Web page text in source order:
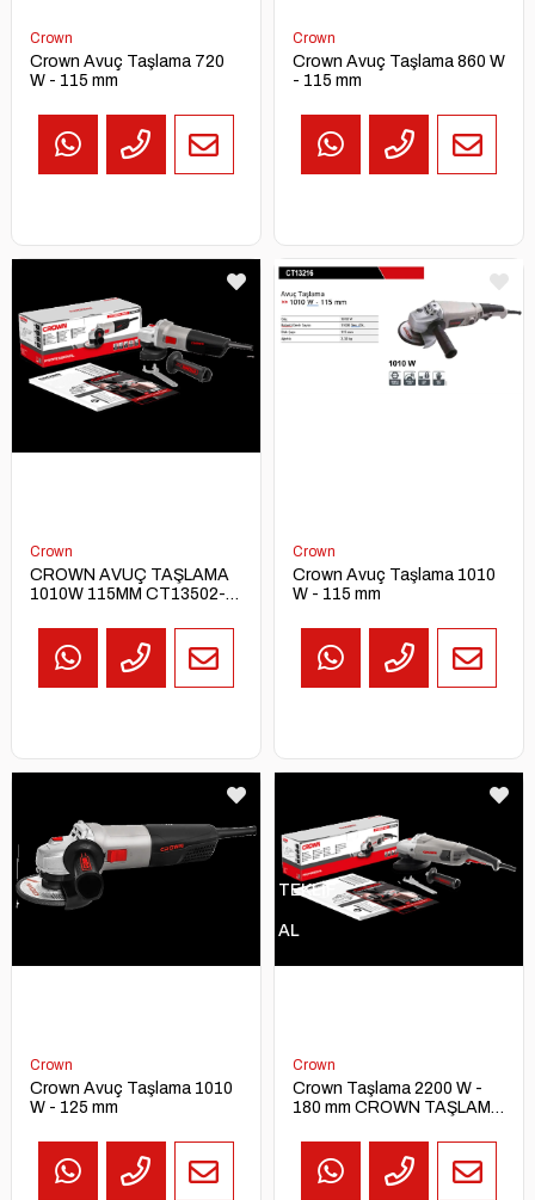
Crown
Crown Avuç Taşlama 720
W - 115 mm
Crown
Crown Avuç Taşlama 860 W
- 115 mm
Crown
CROWN AVUÇ TAŞLAMA
1010W 115MM CT13502-
Crown
Crown Avuç Taşlama 1010
W - 115 mm
TEKLİF
AL
Crown
Crown Avuç Taşlama 1010
W - 125 mm
Crown
Crown Taşlama 2200 W -
180 mm CROWN TAŞLAMA
180